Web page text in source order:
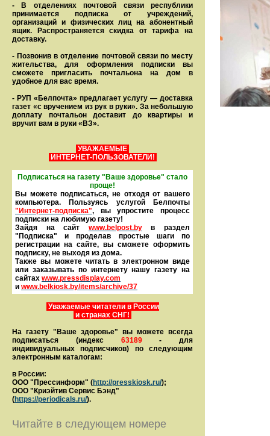
- В отделениях почтовой связи рес­пуб­лики
принимается подписка от учреждений,
организаций и фи­зи­ческих лиц на абонентный
ящик. Распространяется скидка от тарифа на
доставку.
- Позвонив в отделение почтовой связи по месту
жительства, для оформления подписки вы
сможете пригласить почтальона на дом в
удобное для вас время.
- РУП «Белпочта» предлагает услугу — доставка
газет «с вручением из рук в руки». За небольшую
доплату почтальон доставит до квартиры и
вручит вам в руки «ВЗ».
УВАЖАЕМЫЕ
ИНТЕРНЕТ-ПОЛЬЗОВАТЕЛИ!
Подписаться на газету "Ваше здоровье" стало
проще!
Вы можете подписаться, не отходя от вашего
компьютера. Пользуясь услугой Белпочты
"Интернет-подписка", вы упростите процесс
подписки на любимую газету!
Зайдя на сайт www.belpost.by
в раздел
"Подписка" и проделав простые шаги по
регистрации на сайте, вы сможете оформить
под­писку, не выходя из дома.
Также вы можете читать в элек­тронном виде
или заказывать по интернету нашу газету на
сайтах www.pressdisplay.com
и www.belkiosk.by/items/archive/37
Уважаемые читатели в России
и странах СНГ!
На газету "Ваше здоровье" вы можете всегда
подписаться (индекс 63189- для
индивидуальных подписчиков) по следующим
электронным каталогам:
в России:
ООО "Прессинформ" (http://presskiosk.ru/);
ООО "Криэйтив Сервис Бэнд"
(https://periodicals.ru/).
Читайте в следующем номере